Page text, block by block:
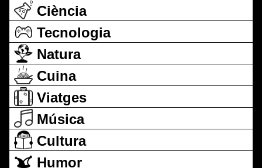
Ciència
Tecnologia
Natura
Cuina
Viatges
Música
Cultura
Humor